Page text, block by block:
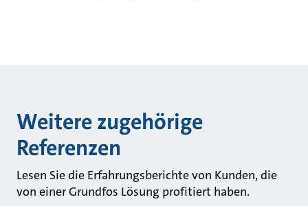
Weitere zugehörige
Referenzen
Lesen Sie die Erfahrungsberichte von Kunden, die
von einer Grundfos Lösung profitiert haben.